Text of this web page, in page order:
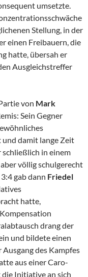
umsetzte.
Stellung, in der
einen Freibauern, die
hatte, übersah er
Ausgleichstreffer
von Mark
Sein Gegner
damit lange Zeit
schließlich in einem
völlig schulgerecht
gab dann Friedel
hatte,
drang der
und bildete einen
des Kampfes
aus einer Caro-
Initiative an sich